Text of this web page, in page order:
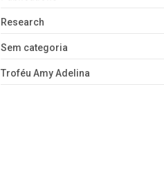
Research
Sem categoria
Troféu Amy Adelina